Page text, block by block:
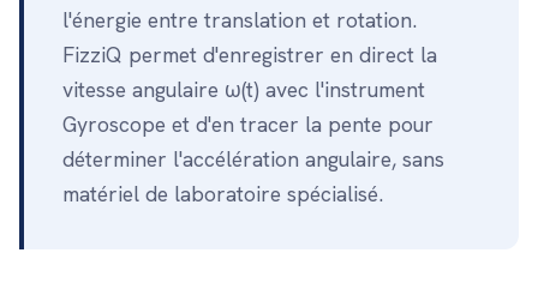
l'énergie entre translation et rotation.
FizziQ permet d'enregistrer en direct la
vitesse angulaire ω(t) avec l'instrument
Gyroscope et d'en tracer la pente pour
déterminer l'accélération angulaire, sans
matériel de laboratoire spécialisé.